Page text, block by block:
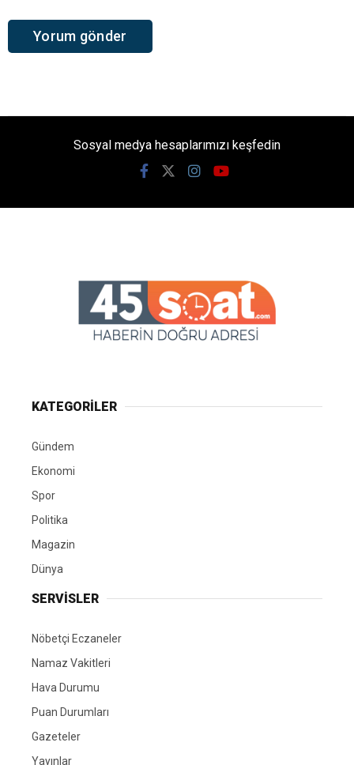
Sosyal medya hesaplarımızı keşfedin
KATEGORİLER
Gündem
Ekonomi
Spor
Politika
Magazin
Dünya
SERVİSLER
Nöbetçi Eczaneler
Namaz Vakitleri
Hava Durumu
Puan Durumları
Gazeteler
Yayınlar